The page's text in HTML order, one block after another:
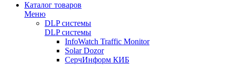
Каталог товаров
Меню
DLP системы
DLP системы
InfoWatch Traffic Monitor
Solar Dozor
СерчИнформ КИБ